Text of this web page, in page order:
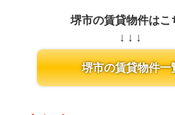
堺市の賃貸物件はこ
堺市の賃貸物件一